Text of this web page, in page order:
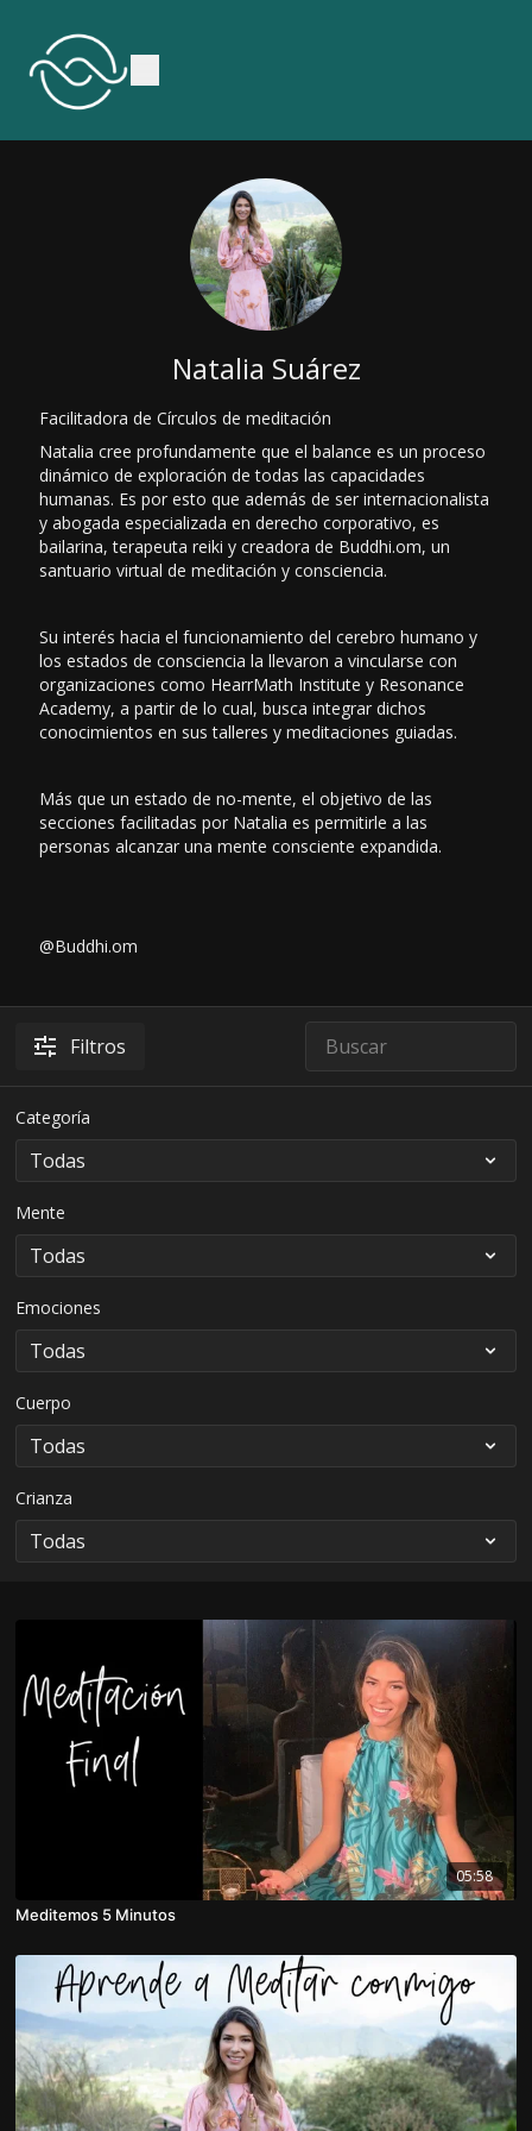
Natalia Suárez
Facilitadora de Círculos de meditación
Natalia cree profundamente que el balance es un proceso
dinámico de exploración de todas las capacidades
humanas. Es por esto que además de ser internacionalista
y abogada especializada en derecho corporativo, es
bailarina, terapeuta reiki y creadora de Buddhi.om, un
santuario virtual de meditación y consciencia.
Su interés hacia el funcionamiento del cerebro humano y
los estados de consciencia la llevaron a vincularse con
organizaciones como HearrMath Institute y Resonance
Academy, a partir de lo cual, busca integrar dichos
conocimientos en sus talleres y meditaciones guiadas.
Más que un estado de no-mente, el objetivo de las
secciones facilitadas por Natalia es permitirle a las
personas alcanzar una mente consciente expandida.
@Buddhi.om
Filtros
Categoría
Mente
Emociones
Cuerpo
Crianza
05:58
Meditemos 5 Minutos